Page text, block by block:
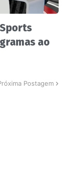
ao
Postagem